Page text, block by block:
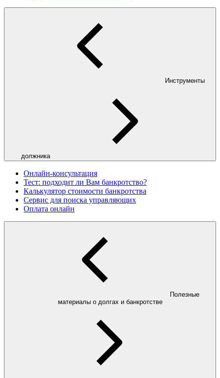
Инструменты
должника
Онлайн-консультация
Тест: подходит ли Вам банкротство?
Калькулятор стоимости банкротства
Сервис для поиска управляющих
Оплата онлайн
Полезные
материалы о долгах и банкротстве